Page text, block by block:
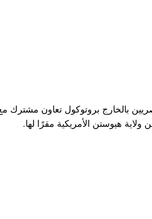
بالخارج بروتوكول تعاون مشترك